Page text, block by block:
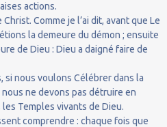
actions.
Comme je l’ai dit, avant que Le
la demeure du démon ; ensuite
de Dieu : Dieu a daigné faire de
si nous voulons Célébrer dans la
nous ne devons pas détruire en
Temples vivants de Dieu.
comprendre : chaque fois que